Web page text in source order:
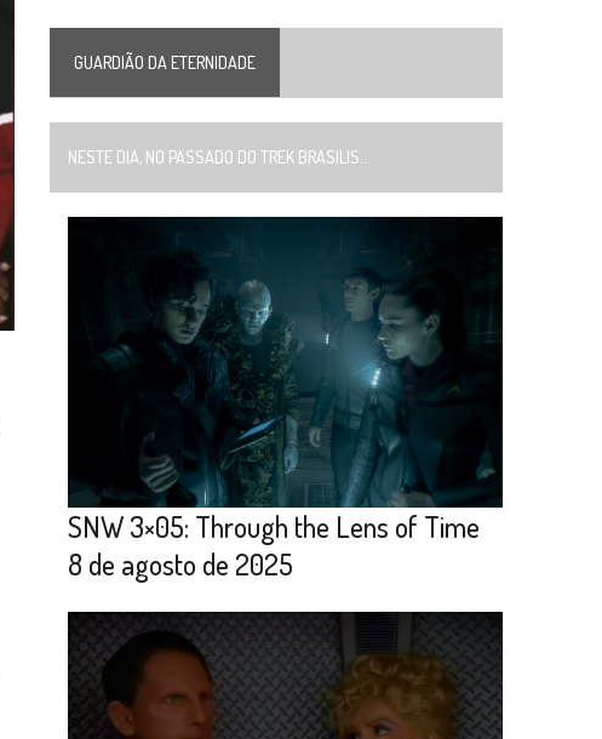
GUARDIÃO DA ETERNIDADE
NESTE DIA, NO PASSADO DO TREK BRASILIS...
SNW 3×05: Through the Lens of Time
8 de agosto de 2025